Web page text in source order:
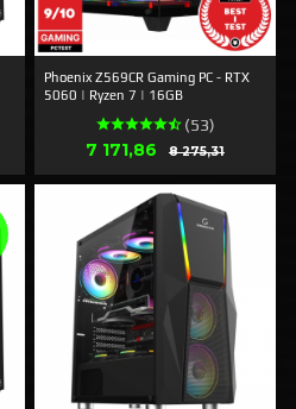
Phoenix Z569CR Gaming PC - RTX
5060 | Ryzen 7 | 16GB
(53)
Tilbud
7 171,86 8 275,31Rabat